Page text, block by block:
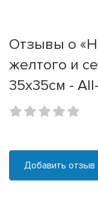
Отзывы о
желтого и
35х35см -
Добавить отзыв